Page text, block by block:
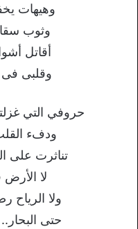
وهيهات
وثوب
أقاتل
وقلبى فى
حروفي التي
ودفء
تناثرت على
لا الأرض
ولا الرياح
حتى